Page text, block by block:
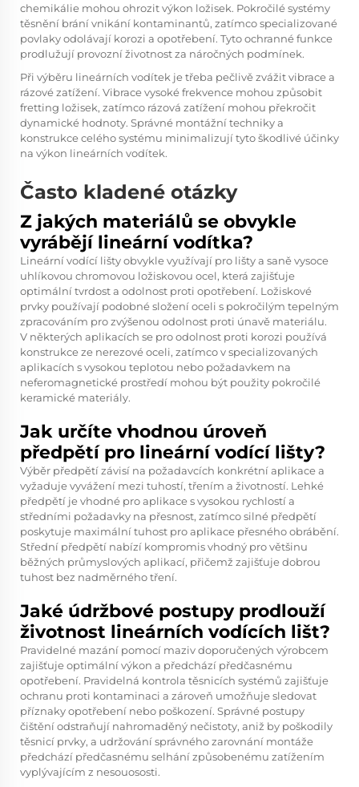
chemikálie mohou ohrozit výkon ložisek. Pokročilé systémy
těsnění brání vnikání kontaminantů, zatímco specializované
povlaky odolávají korozi a opotřebení. Tyto ochranné funkce
prodlužují provozní životnost za náročných podmínek.
Při výběru lineárních vodítek je třeba pečlivě zvážit vibrace a
rázové zatížení. Vibrace vysoké frekvence mohou způsobit
fretting ložisek, zatímco rázová zatížení mohou překročit
dynamické hodnoty. Správné montážní techniky a
konstrukce celého systému minimalizují tyto škodlivé účinky
na výkon lineárních vodítek.
Často kladené otázky
Z jakých materiálů se obvykle
vyrábějí lineární vodítka?
Lineární vodící lišty obvykle využívají pro lišty a saně vysoce
uhlíkovou chromovou ložiskovou ocel, která zajišťuje
optimální tvrdost a odolnost proti opotřebení. Ložiskové
prvky používají podobné složení oceli s pokročilým tepelným
zpracováním pro zvýšenou odolnost proti únavě materiálu.
V některých aplikacích se pro odolnost proti korozi používá
konstrukce ze nerezové oceli, zatímco v specializovaných
aplikacích s vysokou teplotou nebo požadavkem na
neferomagnetické prostředí mohou být použity pokročilé
keramické materiály.
Jak určíte vhodnou úroveň
předpětí pro lineární vodící lišty?
Výběr předpětí závisí na požadavcích konkrétní aplikace a
vyžaduje vyvážení mezi tuhostí, třením a životností. Lehké
předpětí je vhodné pro aplikace s vysokou rychlostí a
středními požadavky na přesnost, zatímco silné předpětí
poskytuje maximální tuhost pro aplikace přesného obrábění.
Střední předpětí nabízí kompromis vhodný pro většinu
běžných průmyslových aplikací, přičemž zajišťuje dobrou
tuhost bez nadměrného tření.
Jaké údržbové postupy prodlouží
životnost lineárních vodících lišt?
Pravidelné mazání pomocí maziv doporučených výrobcem
zajišťuje optimální výkon a předchází předčasnému
opotřebení. Pravidelná kontrola těsnicích systémů zajišťuje
ochranu proti kontaminaci a zároveň umožňuje sledovat
příznaky opotřebení nebo poškození. Správné postupy
čištění odstraňují nahromaděný nečistoty, aniž by poškodily
těsnicí prvky, a udržování správného zarovnání montáže
předchází předčasnému selhání způsobenému zatížením
vyplývajícím z nesouososti.